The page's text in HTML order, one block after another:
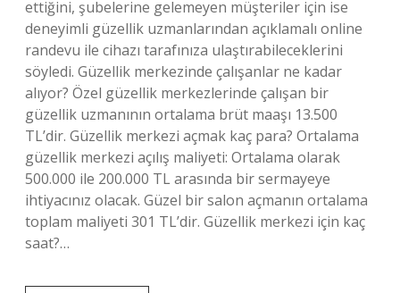
ettiğini, şubelerine gelemeyen müşteriler için ise
deneyimli güzellik uzmanlarından açıklamalı online
randevu ile cihazı tarafınıza ulaştırabileceklerini
söyledi. Güzellik merkezinde çalışanlar ne kadar
alıyor? Özel güzellik merkezlerinde çalışan bir
güzellik uzmanının ortalama brüt maaşı 13.500
TL’dir. Güzellik merkezi açmak kaç para? Ortalama
güzellik merkezi açılış maliyeti: Ortalama olarak
500.000 ile 200.000 TL arasında bir sermayeye
ihtiyacınız olacak. Güzel bir salon açmanın ortalama
toplam maliyeti 301 TL’dir. Güzellik merkezi için kaç
saat?…